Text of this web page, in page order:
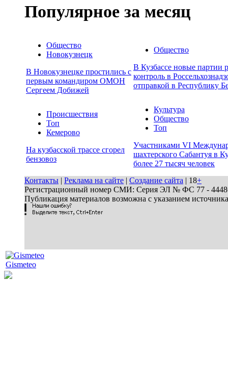
Популярное за месяц
Общество
Новокузнецк
В Новокузнецке простились с
первым командиром ОМОН
Сергеем Добижей
Общество
В Кузбассе новые партии
контроль в
отправкой в Республику
Происшествия
Топ
Кемерово
На кузбасской трассе сгорел
бензовоз
Культура
Общество
Топ
Участниками VI
шахтерского Сабантуя в
более 27 тысяч человек
Контакты | Реклама на сайте | Создание сайта | 18+
Регистрационный номер СМИ: Серия ЭЛ № ФС 77 - 44486
Публикация материалов возможна с указанием
Gismeteo